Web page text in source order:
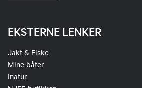
EKSTERNE LENKER
Jakt & Fiske
Mine båter
Inatur